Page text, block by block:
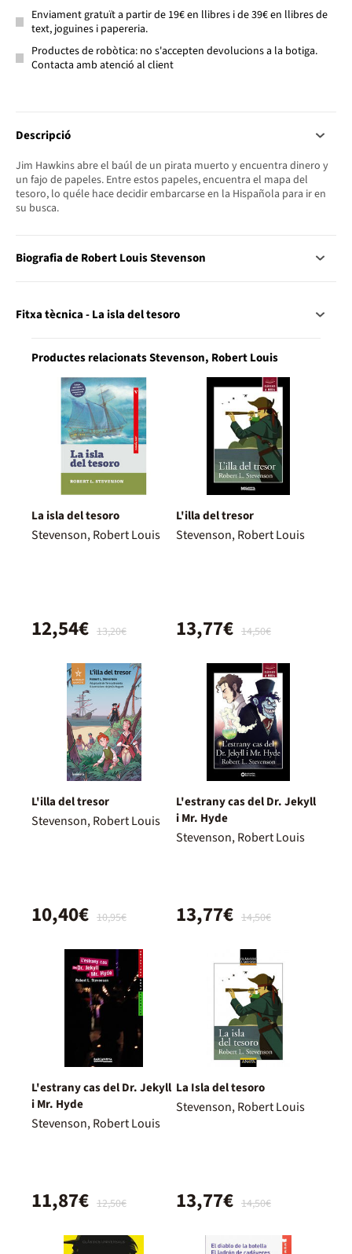
Enviament gratuït a partir de 19€ en llibres i de 39€ en llibres de
text, joguines i papereria.
Productes de robòtica: no s'accepten devolucions a la botiga.
Contacta amb atenció al client
Descripció
Jim Hawkins abre el baúl de un pirata muerto y encuentra dinero y
un fajo de papeles. Entre estos papeles, encuentra el mapa del
tesoro, lo quéle hace decidir embarcarse en la Hispañola para ir en
su busca.
Biografia de Robert Louis Stevenson
Fitxa tècnica - La isla del tesoro
Productes relacionats Stevenson, Robert Louis
La isla del tesoro
Stevenson, Robert Louis
13,20€
12,54€
L'illa del tresor
Stevenson, Robert Louis
14,50€
13,77€
L'illa del tresor
Stevenson, Robert Louis
10,95€
10,40€
L'estrany cas del Dr. Jekyll
i Mr. Hyde
Stevenson, Robert Louis
14,50€
13,77€
L'estrany cas del Dr. Jekyll
i Mr. Hyde
Stevenson, Robert Louis
12,50€
11,87€
La Isla del tesoro
Stevenson, Robert Louis
14,50€
13,77€